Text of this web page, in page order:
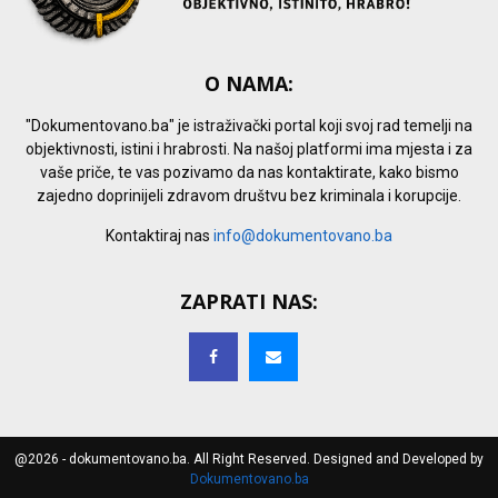
O NAMA:
"Dokumentovano.ba" je istraživački portal koji svoj rad temelji na
objektivnosti, istini i hrabrosti. Na našoj platformi ima mjesta i za
vaše priče, te vas pozivamo da nas kontaktirate, kako bismo
zajedno doprinijeli zdravom društvu bez kriminala i korupcije.
Kontaktiraj nas info@dokumentovano.ba
ZAPRATI NAS:
@2026 - dokumentovano.ba. All Right Reserved. Designed and Developed by
Dokumentovano.ba